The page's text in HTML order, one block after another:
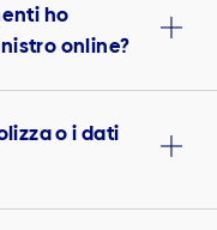
ho
online?
o i dati